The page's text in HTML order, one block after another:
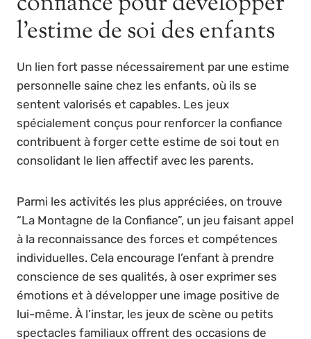
l’estime de soi des enfants
Un lien fort passe nécessairement par une estime
personnelle saine chez les enfants, où ils se
sentent valorisés et capables. Les jeux
spécialement conçus pour renforcer la confiance
contribuent à forger cette estime de soi tout en
consolidant le lien affectif avec les parents.
Parmi les activités les plus appréciées, on trouve
“La Montagne de la Confiance”, un jeu faisant appel
à la reconnaissance des forces et compétences
individuelles. Cela encourage l’enfant à prendre
conscience de ses qualités, à oser exprimer ses
émotions et à développer une image positive de
lui-même. À l’instar, les jeux de scène ou petits
spectacles familiaux offrent des occasions de